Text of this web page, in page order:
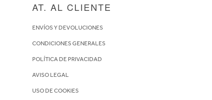
AT. AL CLIENTE
ENVÍOS Y DEVOLUCIONES
CONDICIONES GENERALES
POLÍTICA DE PRIVACIDAD
AVISO LEGAL
USO DE COOKIES